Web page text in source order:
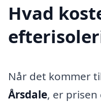
Hvad
Når det kommer
Årsdale, er